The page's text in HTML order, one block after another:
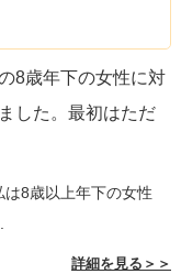
8歳年下の女性に対
した。最初はただ
は8歳以上年下の女性
詳細を見る＞＞